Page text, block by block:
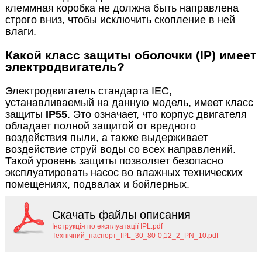
клеммная коробка не должна быть направлена
строго вниз, чтобы исключить скопление в ней
влаги.
Какой класс защиты оболочки (IP) имеет
электродвигатель?
Электродвигатель стандарта IEC,
устанавливаемый на данную модель, имеет класс
защиты IP55. Это означает, что корпус двигателя
обладает полной защитой от вредного
воздействия пыли, а также выдерживает
воздействие струй воды со всех направлений.
Такой уровень защиты позволяет безопасно
эксплуатировать насос во влажных технических
помещениях, подвалах и бойлерных.
Скачать файлы описания
Інструкція по експлуатації IPL.pdf
Технічний_паспорт_IPL_30_80-0,12_2_PN_10.pdf